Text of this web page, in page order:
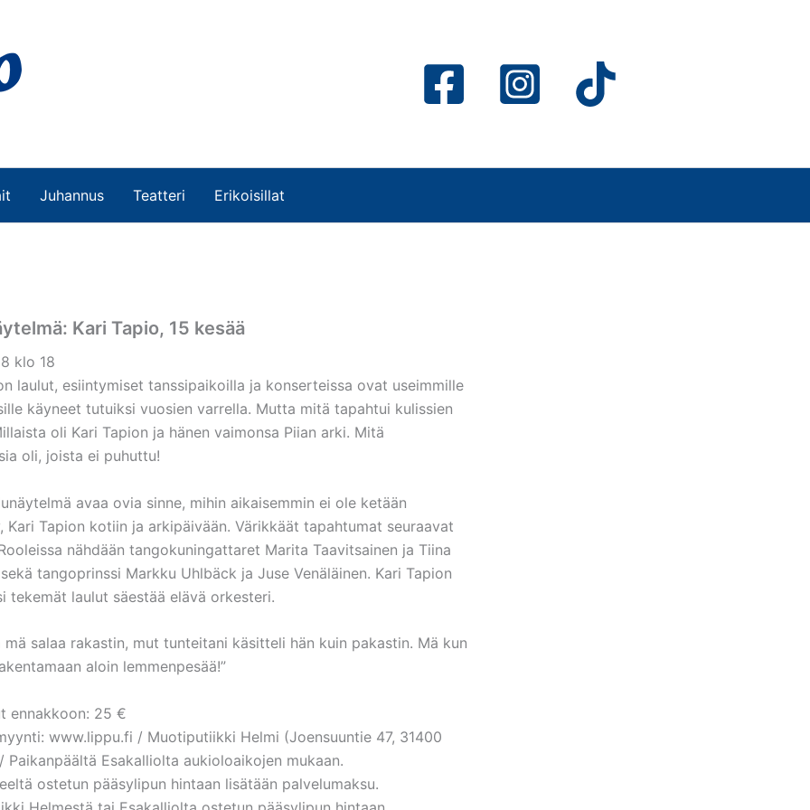
Juhannus Teatteri Erikoisillat
Kari Tapio, 15 kesää
klo 18
laulut, esiintymiset tanssipaikoilla ja konserteissa ovat useimmille
käyneet tutuiksi vuosien varrella. Mutta mitä tapahtui kulissien
oli Kari Tapion ja hänen vaimonsa Piian arki. Mitä
oli, joista ei puhuttu!
avaa ovia sinne, mihin aikaisemmin ei ole ketään
Kari Tapion kotiin ja arkipäivään. Värikkäät tapahtumat seuraavat
nähdään tangokuningattaret Marita Taavitsainen ja Tiina
sekä tangoprinssi Markku Uhlbäck ja Juse Venäläinen. Kari Tapion
tekemät laulut säestää elävä orkesteri.
mä salaa rakastin, mut tunteitani käsitteli hän kuin pakastin. Mä kun
aloin lemmenpesää!”
ennakkoon: 25 €
www.lippu.fi / Muotiputiikki Helmi (Joensuuntie 47, 31400
Paikanpäältä Esakalliolta aukioloaikojen mukaan.
ostetun pääsylipun hintaan lisätään palvelumaksu.